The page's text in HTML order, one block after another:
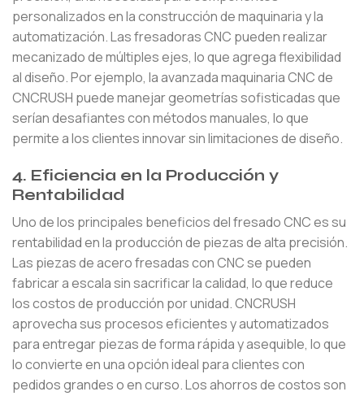
personalizados en la construcción de maquinaria y la
automatización. Las fresadoras CNC pueden realizar
mecanizado de múltiples ejes, lo que agrega flexibilidad
al diseño. Por ejemplo, la avanzada maquinaria CNC de
CNCRUSH puede manejar geometrías sofisticadas que
serían desafiantes con métodos manuales, lo que
permite a los clientes innovar sin limitaciones de diseño.
4. Eficiencia en la Producción y
Rentabilidad
Uno de los principales beneficios del fresado CNC es su
rentabilidad en la producción de piezas de alta precisión.
Las piezas de acero fresadas con CNC se pueden
fabricar a escala sin sacrificar la calidad, lo que reduce
los costos de producción por unidad. CNCRUSH
aprovecha sus procesos eficientes y automatizados
para entregar piezas de forma rápida y asequible, lo que
lo convierte en una opción ideal para clientes con
pedidos grandes o en curso. Los ahorros de costos son